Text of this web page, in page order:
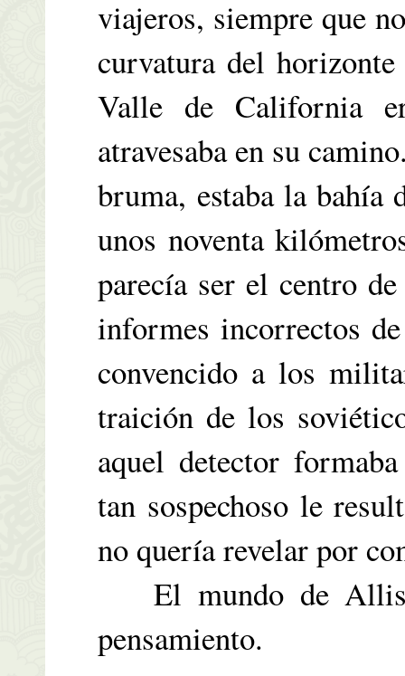
viajeros, siempre que
curvatura del
Valle de California
atravesaba en su
bruma, estaba la bahía
unos noventa
parecía ser el centro
informes incorrectos
convencido a los
traición de los
aquel detector
tan sospechoso le
no quería revelar por
El mundo de
pensamiento.